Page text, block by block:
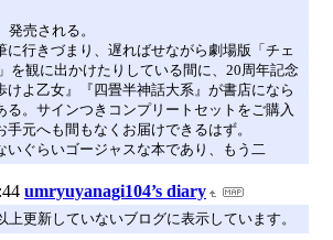
売される。
に行きづまり、遅ればせながら劇場版「チェ
を観に出かけたりしている間に、20周年記念
けよ乙女』『四畳半神話大系』が書店になら
る。サインつきコンプリートセットをご購入
手元へも間もなくお届けできるはず。
いぐらいゴージャスな本であり、もう二
umryuyanagi104’s diary
上更新していないブログに表示しています。